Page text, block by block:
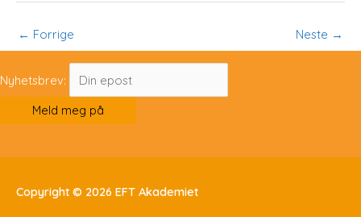
← Forrige Neste →
Nyhetsbrev:
Copyright © 2026 EFT Akademiet